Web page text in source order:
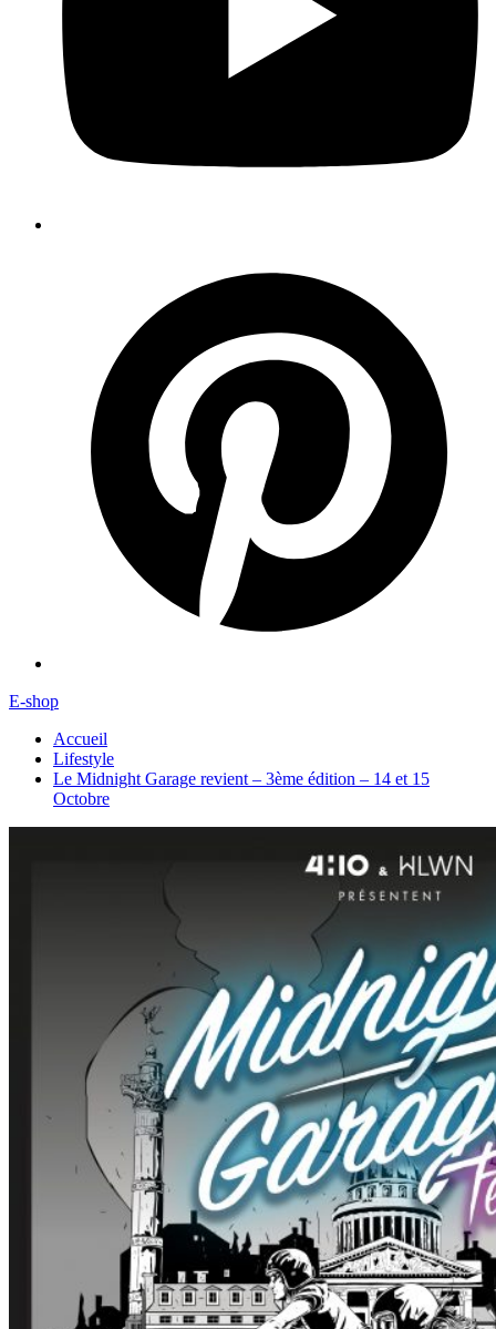
E-shop
Accueil
Lifestyle
Le Midnight Garage revient – 3ème édition – 14 et 15
Octobre